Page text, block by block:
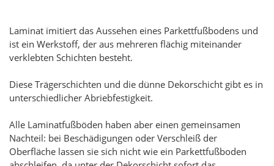
Laminat imitiert das Aussehen eines Parkettfußbodens und
ist ein Werkstoff, der aus mehreren flächig miteinander
verklebten Schichten besteht.
Diese Trägerschichten und die dünne Dekorschicht gibt es in
unterschiedlicher Abriebfestigkeit.
Alle Laminatfußböden haben aber einen gemeinsamen
Nachteil: bei Beschädigungen oder Verschleiß der
Oberfläche lassen sie sich nicht wie ein Parkettfußboden